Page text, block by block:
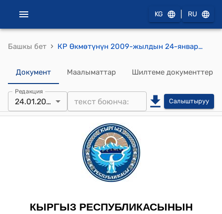
KG RU
Башкы бет › КР Өкмөтүнүн 2009-жылдын 24-январындагы № 55 "Кыргыз Республикасы менен Эл аралык өнүктүрүү ассоциациясынын ортосунда 2008-жылдын 29-октябрында Бишкек шаарында кол коюлган "Айылды суу менен камсыздоонун жана санитариянын" сунушталган экинчи долбоорун даярдоого аванс (Q6250-KG долбоорун даярдоого аванс) төлөө жөнүндө макулдашууну ратификациялоо тууралуу" Кыргыз Республикасынын Мыйзамынын долбоору жөнүндө" токтому
Документ Маалыматтар Шилтеме документтер
Редакция
24.01.2009 Салыштыруу